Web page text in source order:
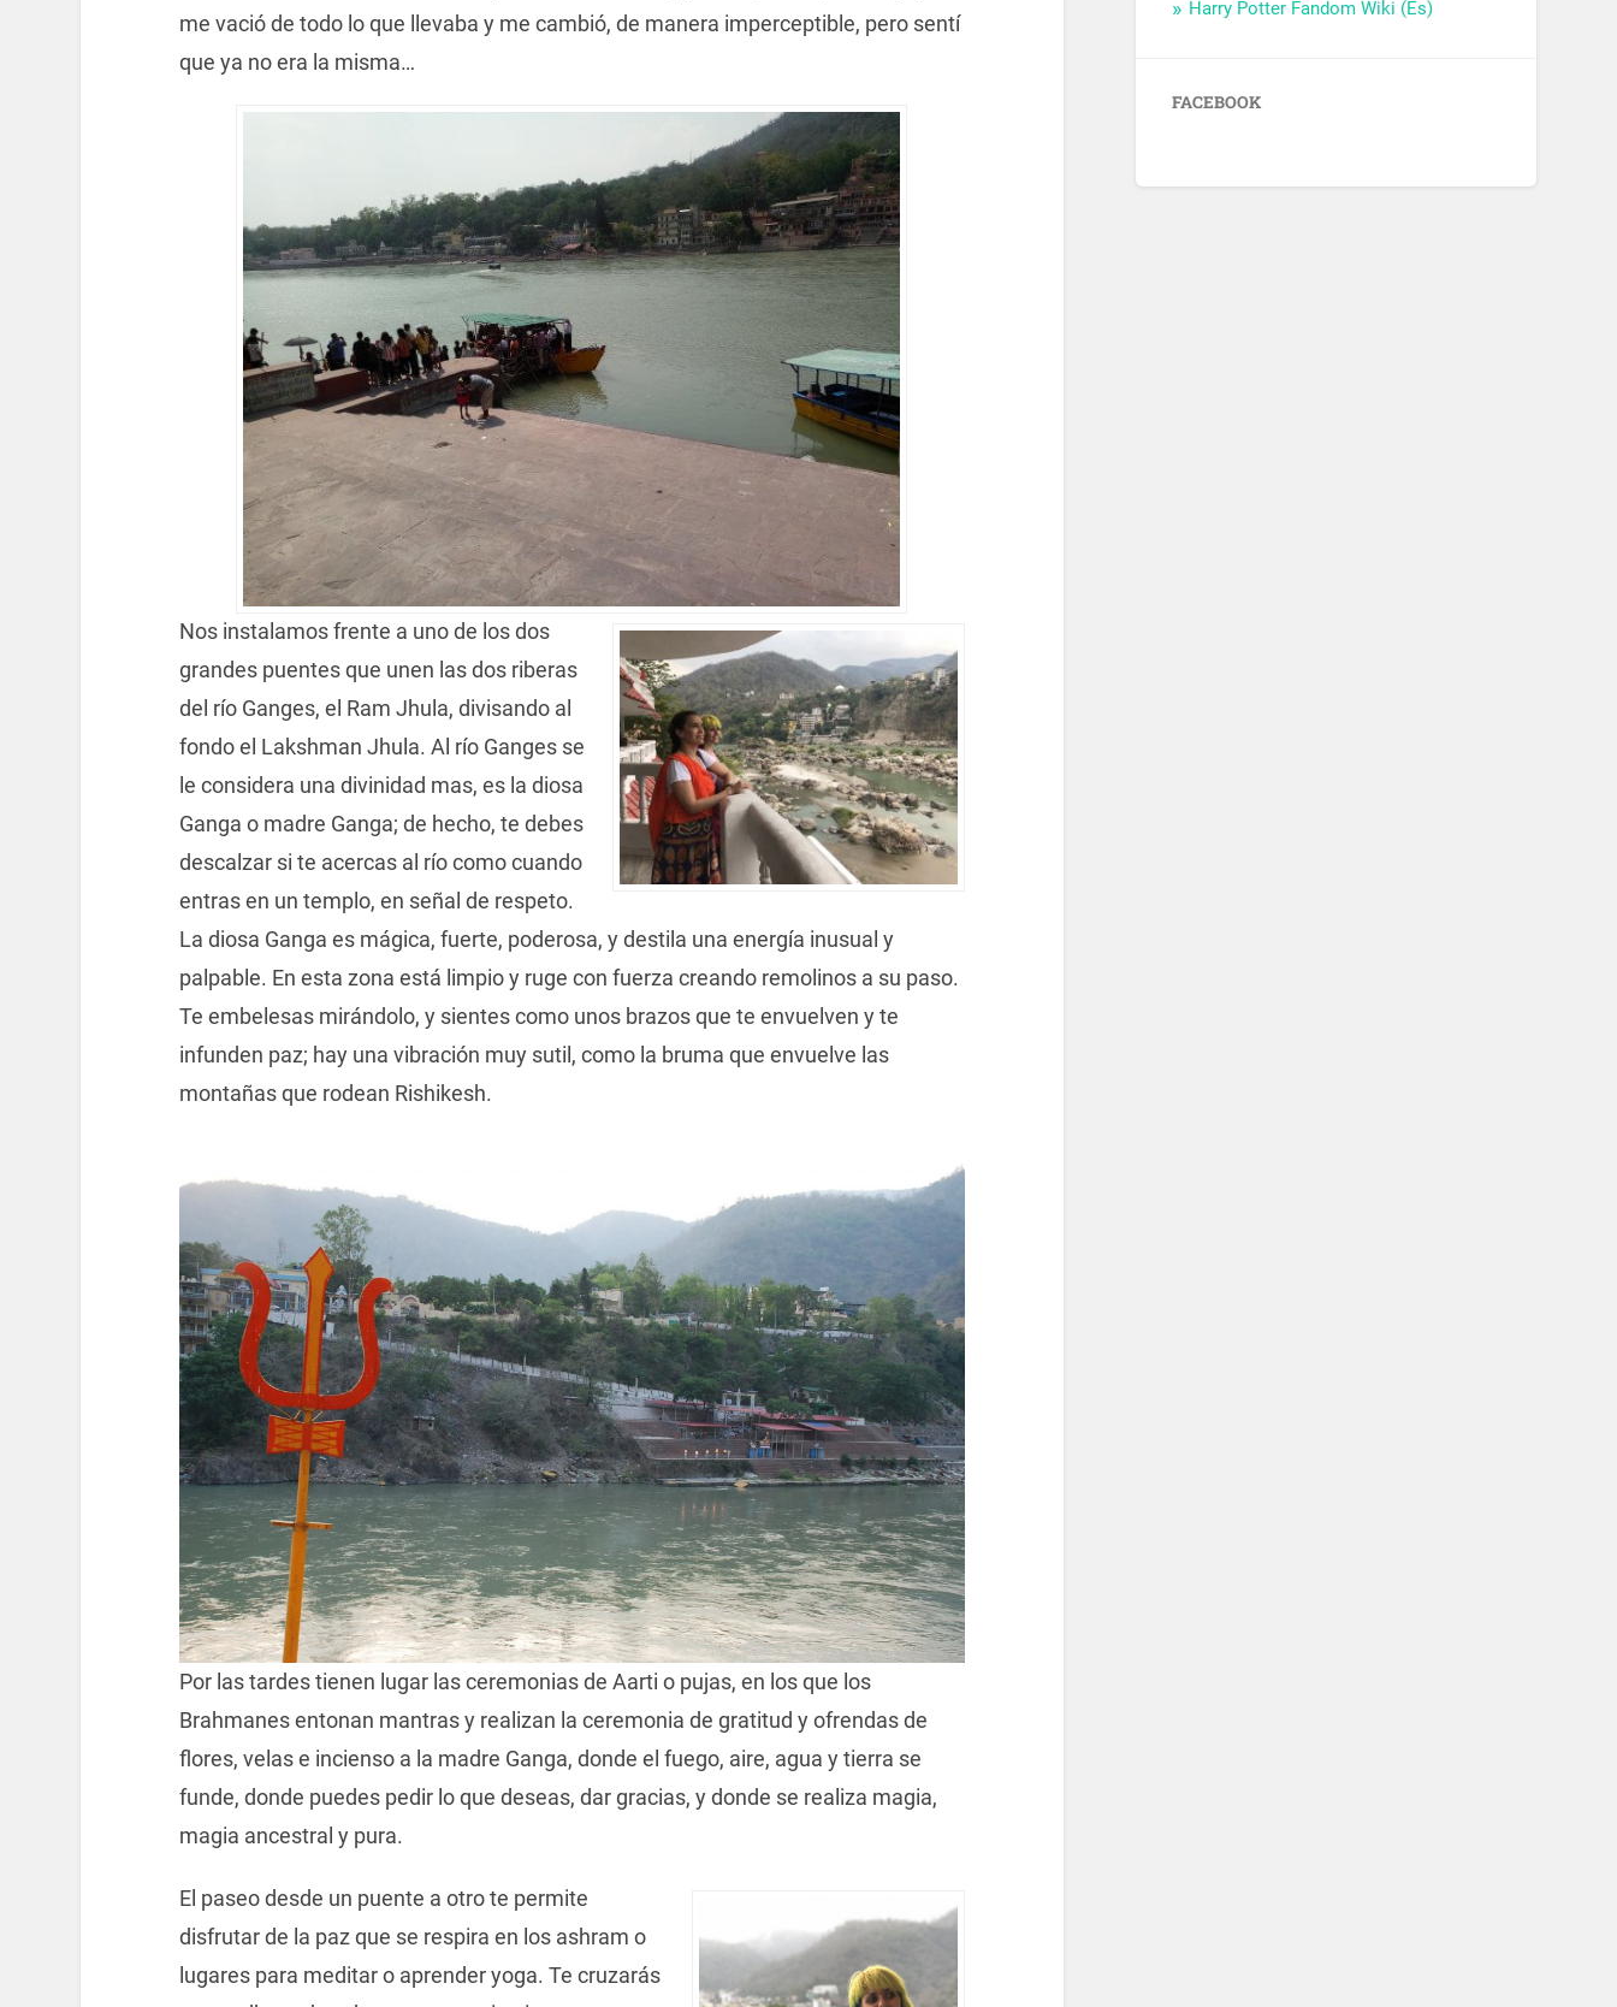
me vació de todo lo que llevaba y me cambió, de manera imperceptible, pero sentí
que ya no era la misma…
Nos instalamos frente a uno de los dos
grandes puentes que unen las dos riberas
del río Ganges, el Ram Jhula, divisando al
fondo el Lakshman Jhula. Al río Ganges se
le considera una divinidad mas, es la diosa
Ganga o madre Ganga; de hecho, te debes
descalzar si te acercas al río como cuando
entras en un templo, en señal de respeto.
La diosa Ganga es mágica, fuerte, poderosa, y destila una energía inusual y
palpable. En esta zona está limpio y ruge con fuerza creando remolinos a su paso.
Te embelesas mirándolo, y sientes como unos brazos que te envuelven y te
infunden paz; hay una vibración muy sutil, como la bruma que envuelve las
montañas que rodean Rishikesh.
Por las tardes tienen lugar las ceremonias de Aarti o pujas, en los que los
Brahmanes entonan mantras y realizan la ceremonia de gratitud y ofrendas de
flores, velas e incienso a la madre Ganga, donde el fuego, aire, agua y tierra se
funde, donde puedes pedir lo que deseas, dar gracias, y donde se realiza magia,
magia ancestral y pura.
El paseo desde un puente a otro te permite
disfrutar de la paz que se respira en los ashram o
lugares para meditar o aprender yoga. Te cruzarás
Harry Potter Fandom Wiki (Es)
FACEBOOK